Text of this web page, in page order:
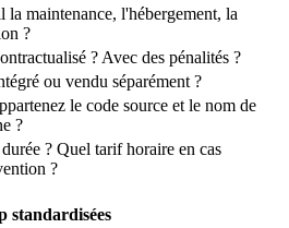
la maintenance, l'hébergement, la
?
? Avec des pénalités ?
ou vendu séparément ?
le code source et le nom de
?
? Quel tarif horaire en cas
?
standardisées